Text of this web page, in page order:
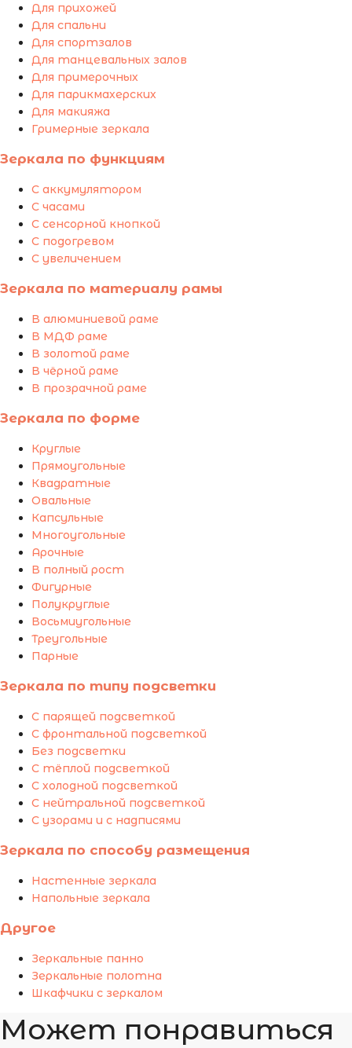
Для прихожей
Для спальни
Для спортзалов
Для танцевальных залов
Для примерочных
Для парикмахерских
Для макияжа
Гримерные зеркала
Зеркала по функциям
С аккумулятором
С часами
С сенсорной кнопкой
С подогревом
С увеличением
Зеркала по материалу рамы
В алюминиевой раме
В МДФ раме
В золотой раме
В чёрной раме
В прозрачной раме
Зеркала по форме
Круглые
Прямоугольные
Квадратные
Овальные
Капсульные
Многоугольные
Арочные
В полный рост
Фигурные
Полукруглые
Восьмиугольные
Треугольные
Парные
Зеркала по типу подсветки
С парящей подсветкой
С фронтальной подсветкой
Без подсветки
С тёплой подсветкой
С холодной подсветкой
С нейтральной подсветкой
С узорами и с надписями
Зеркала по способу размещения
Настенные зеркала
Напольные зеркала
Другое
Зеркальные панно
Зеркальные полотна
Шкафчики с зеркалом
Может понравиться